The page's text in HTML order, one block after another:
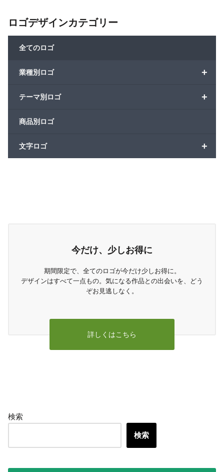
ロゴデザインカテゴリー
全てのロゴ
+
業種別ロゴ
+
テーマ別ロゴ
商品別ロゴ
+
文字ロゴ
今だけ、少しお得に
期間限定で、全てのロゴが今だけ少しお得に。
デザインはすべて一点もの。気になる作品との出会いを、どう
ぞお見逃しなく。
詳しくはこちら
検索
検索